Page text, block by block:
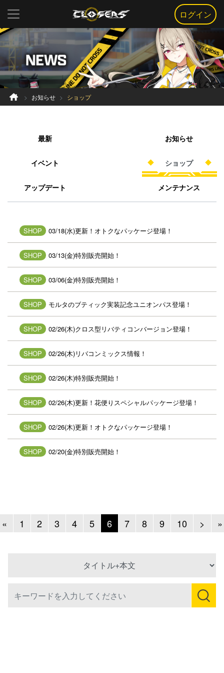
ログイン
お知らせ ショップ
最新 お知らせ
イベント ショップ
アップデート メンテナンス
SHOP 03/18(水)更新！オトクなパッケージ登場！
SHOP 03/13(金)特別販売開始！
SHOP 03/06(金)特別販売開始！
SHOP モルタのブティック実装記念ユニオンパス登場！
SHOP 02/26(木)クロス型リバティコンバージョン登場！
SHOP 02/26(木)リバコンミックス情報！
SHOP 02/26(木)特別販売開始！
SHOP 02/26(木)更新！花便りスペシャルパッケージ登場！
SHOP 02/26(木)更新！オトクなパッケージ登場！
SHOP 02/20(金)特別販売開始！
«Previous
1 2 3 4 5 6 7 8 9 10 > Next
»